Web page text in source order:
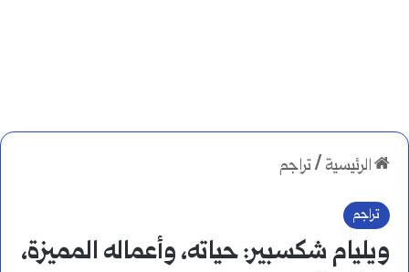
الرئيسية /تراجم
تراجم
ويليام شكسبير: حياته، وأعماله المميزة،